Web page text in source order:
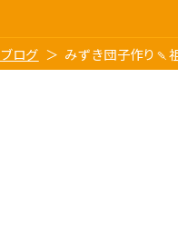
ブログ みずき団子作り🍡